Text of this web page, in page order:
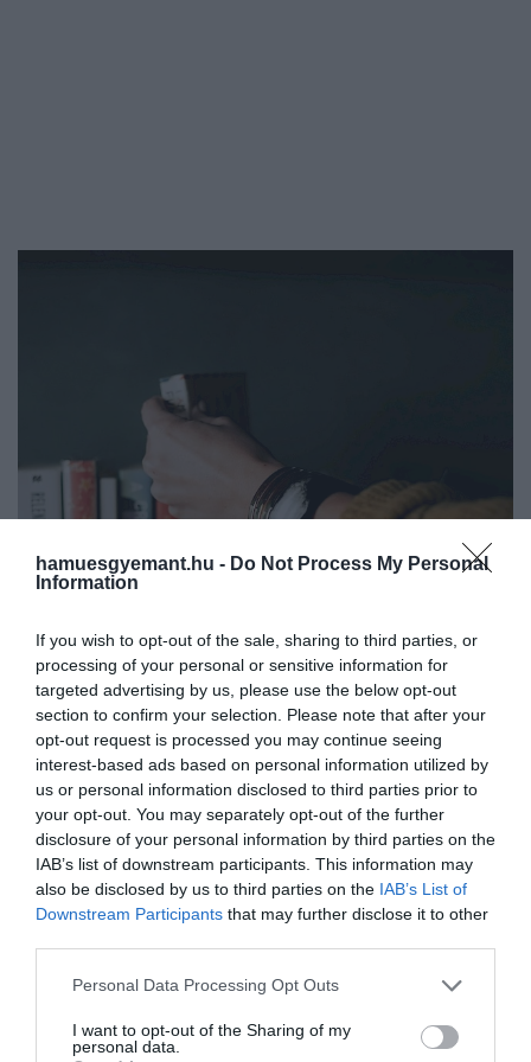
hamuesgyemant.hu - Do Not Process My Personal
Information
If you wish to opt-out of the sale, sharing to third parties, or
processing of your personal or sensitive information for
targeted advertising by us, please use the below opt-out
section to confirm your selection. Please note that after your
opt-out request is processed you may continue seeing
interest-based ads based on personal information utilized by
us or personal information disclosed to third parties prior to
your opt-out. You may separately opt-out of the further
disclosure of your personal information by third parties on the
IAB’s list of downstream participants. This information may
also be disclosed by us to third parties on the IAB’s List of
Downstream Participants that may further disclose it to other
Please note that this website/app uses one or more Google
not limited to your visit or usage behaviour. You may click to
grant or deny consent to Google and its third-party tags to
Personal Data Processing Opt Outs
I want to opt-out of the Sharing of my
personal data.
Vannak könyvek, amelyek lassan építik fel
világukat, majd egy váratlan fordulattal
szinte kihúzzák a talajt az olvasó alól. Az
addig biztos pontok, a szereplőkről vagy a
cselekményről alkotott képünk a feje
tetejére áll, és hosszú ideig, akár hetekig
csak…
2026. JÚNIUS 4. ● TÓTH EMMA
6 fordulatos regény, melynek
befejezését napokig nem
tudod…
TÓTH EMMA